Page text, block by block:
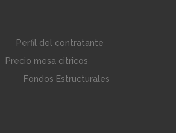
Perfil del contratante
Precio mesa citricos
Fondos Estructurales